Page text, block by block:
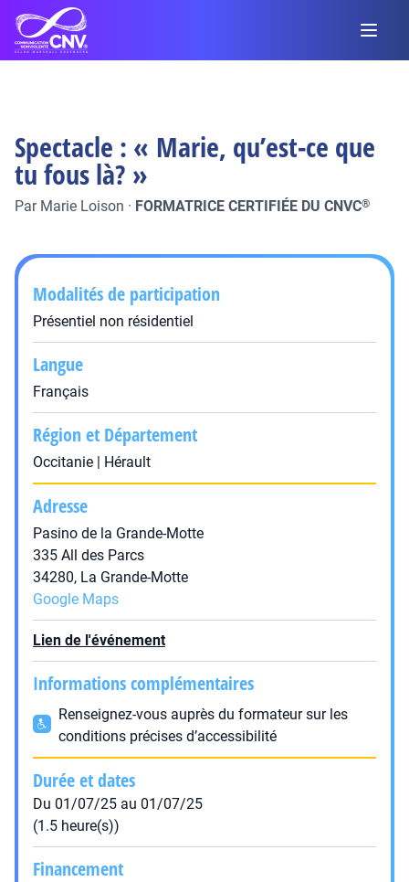
Spectacle : « Marie, qu’est-ce que
tu fous là? »
Par Marie Loison · FORMATRICE CERTIFIÉE DU CNVC®
Modalités de participation
Présentiel non résidentiel
Langue
Français
Région et Département
Occitanie | Hérault
Adresse
Pasino de la Grande-Motte
335 All des Parcs
34280, La Grande-Motte
Google Maps
Lien de l'événement
Informations complémentaires
Renseignez-vous auprès du formateur sur les
conditions précises d’accessibilité
Durée et dates
Du 01/07/25 au 01/07/25
(1.5 heure(s))
Financement